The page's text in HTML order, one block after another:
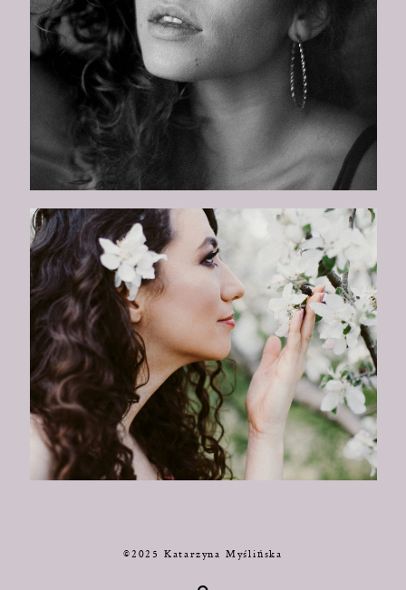
©2025 Katarzyna Myślińska